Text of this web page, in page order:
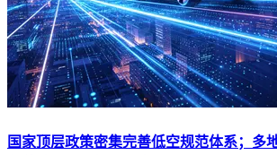
国家顶层政策密集完善低空规范体系；多